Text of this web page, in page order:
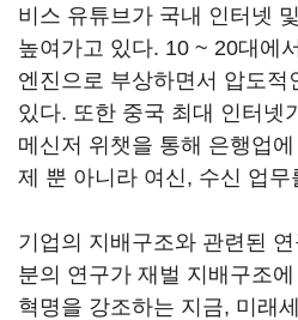
비스 유튜브가 국내 인터넷
높여가고 있다. 10 ~ 20대에
엔진으로 부상하면서 압도적
있다. 또한 중국 최대 인터넷
메신저 위챗을 통해 은행업
제 뿐 아니라 여신, 수신 업무
기업의 지배구조와 관련된
분의 연구가 재벌 지배구조
혁명을 강조하는 지금, 미래